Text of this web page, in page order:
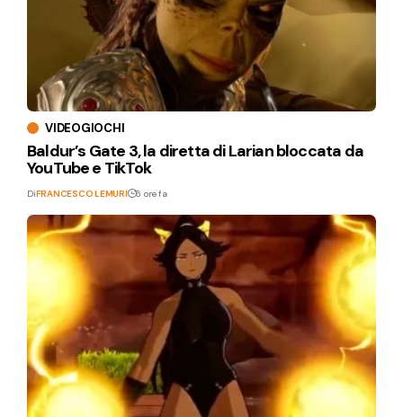
VIDEOGIOCHI
Baldur’s Gate 3, la diretta di Larian bloccata da
YouTube e TikTok
DiFRANCESCO LEMURI 6 ore fa